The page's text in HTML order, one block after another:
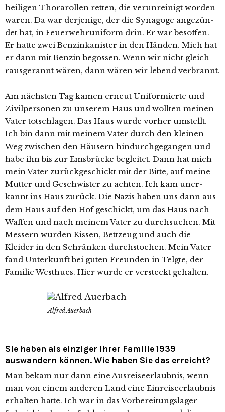
hei­li­gen Thorarollen ret­ten, die ver­un­rei­nigt wor­den
waren. Da war der­je­ni­ge, der die Synagoge ange­zün­
det hat, in Feuerwehruniform drin. Er war besof­fen.
Er hat­te zwei Benzinkanister in den Händen. Mich hat
er dann mit Benzin begos­sen. Wenn wir nicht gleich
raus­ge­rannt wären, dann wären wir lebend verbrannt.
Am nächs­ten Tag kamen erneut Uniformierte und
Zivilpersonen zu unse­rem Haus und woll­ten mei­nen
Vater tot­schla­gen. Das Haus wur­de vor­her umstellt.
Ich bin dann mit mei­nem Vater durch den klei­nen
Weg zwi­schen den Häusern hin­durch­ge­gan­gen und
habe ihn bis zur Emsbrücke beglei­tet. Dann hat mich
mein Vater zurück­ge­schickt mit der Bitte, auf mei­ne
Mutter und Geschwister zu ach­ten. Ich kam uner­
kannt ins Haus zurück. Die Nazis haben uns dann aus
dem Haus auf den Hof geschickt, um das Haus nach
Waffen und nach mei­nem Vater zu durch­su­chen. Mit
Messern wur­den Kissen, Bettzeug und auch die
Kleider in den Schränken durch­sto­chen. Mein Vater
fand Unterkunft bei guten Freunden in Telgte, der
Familie Westhues. Hier wur­de er ver­steckt gehalten.
Alfred Auerbach
Sie haben als einziger Ihrer Familie 1939
auswandern können. Wie haben Sie das erreicht?
Man bekam nur dann eine Ausreiseerlaubnis, wenn
man von einem ande­ren Land eine Einreiseerlaubnis
erhal­ten hat­te. Ich war in das Vorbereitungslager